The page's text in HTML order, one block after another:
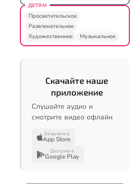
ДЕТЯМ
Просветительское
Развлекательное
Художественное
Музыкальное
Скачайте наше
приложение
Слушайте аудио и
смотрите видео офлайн
Загрузите в
App Store
Доступно в
Google Play